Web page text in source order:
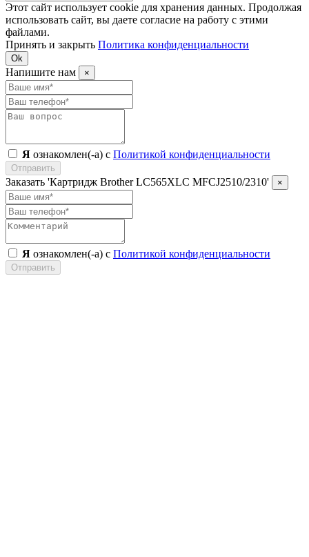
Этот сайт использует cookie для хранения данных. Продолжая
использовать сайт, вы даете согласие на работу с этими
файлами.
Принять и закрыть Политика конфиденциальности
Ok
Напишите нам ×
Я ознакомлен(-а) с Политикой конфиденциальности
Отправить
Заказать 'Картридж Brother LC565XLC MFCJ2510/2310' ×
Я ознакомлен(-а) с Политикой конфиденциальности
Отправить